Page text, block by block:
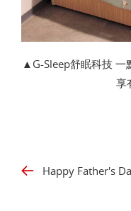
▲G-Sleep舒眠科技 一
享
Happy Father's